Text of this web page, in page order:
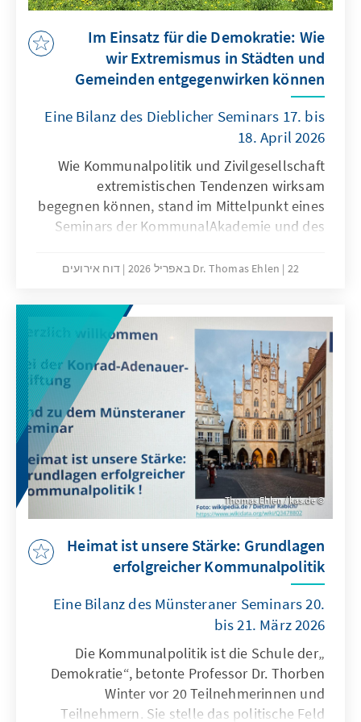
Im Einsatz für die Demokratie: Wie
wir Extremismus in Städten und
Gemeinden entgegenwirken können
Eine Bilanz des Dieblicher Seminars 17. bis
18. April 2026
Wie Kommunalpolitik und Zivilgesellschaft
extremistischen Tendenzen wirksam
begegnen können, stand im Mittelpunkt eines
Seminars der KommunalAkademie und des
der Konrad-Adenauer-Stiftung in Dieblich.
politiker setzten sich zwei Tage lang mit
Erscheinungsformen, Strategien und
Gegenmaßnahmen auseinander
Dr. Thomas Ehlen 22 באפריל 2026 דוח אירועים
Thomas Ehlen / kas.de
Heimat ist unsere Stärke: Grundlagen
erfolgreicher Kommunalpolitik
Eine Bilanz des Münsteraner Seminars 20.
bis 21. März 2026
„Die Kommunalpolitik ist die Schule der
Demokratie“, betonte Professor Dr. Thorben
Winter vor 20 Teilnehmerinnen und
Teilnehmern. Sie stelle das politische Feld